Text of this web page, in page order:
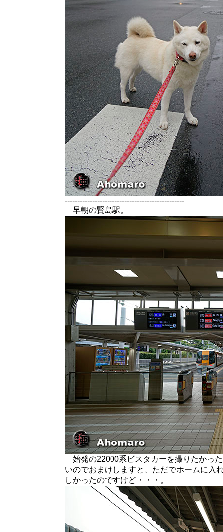
------------------------------------------------
早朝の賢島駅。
始発の22000系ビスタカーを撮りたかっ
いのでおまけしますと、ただでホームに入
しかったのですけど・・・。